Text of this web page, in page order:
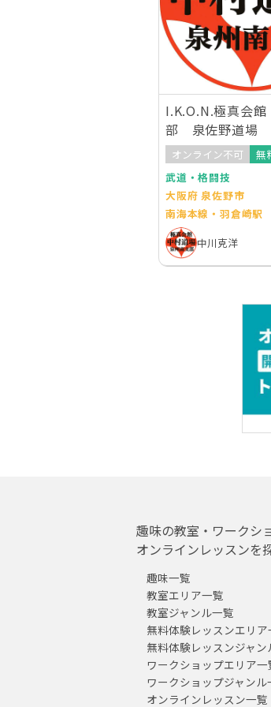
I.K.O.N.極真会
部 泉佐野道場
オンライン不可
無
武道・格闘技
大阪府 泉佐野市
南海本線・羽倉崎駅
中川克洋
趣味の教室・ワークシ
オンラインレッスンを
趣味一覧
教室エリア一覧
教室ジャンル一覧
無料体験レッスンエリア
無料体験レッスンジャン
ワークショップエリア一
ワークショップジャンル
オンラインレッスン一覧